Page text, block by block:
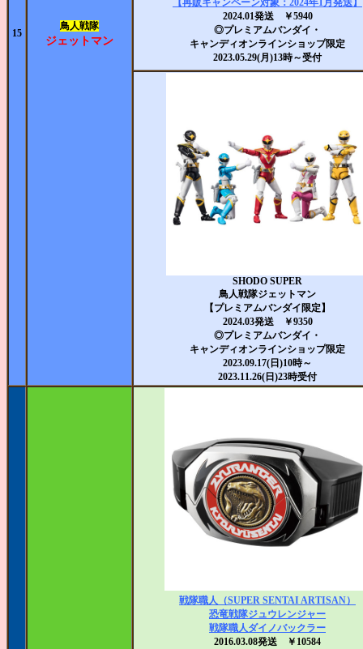
15
鳥人戦隊
ジェットマン
【再販キャンペーン対象：2024年1月発送】
2024.01発送 ￥5940
◎プレミアムバンダイ・
キャンディオンラインショップ限定
2023.05.29(月)13時～受付
SHODO SUPER
鳥人戦隊ジェットマン
【プレミアムバンダイ限定】
2024.03発送 ￥9350
◎プレミアムバンダイ・
キャンディオンラインショップ限定
2023.09.17(日)10時～
2023.11.26(日)23時受付
戦隊職人（SUPER SENTAI ARTISAN）
恐竜戦隊ジュウレンジャー
戦隊職人ダイノバックラー
2016.03.08発送 ￥10584